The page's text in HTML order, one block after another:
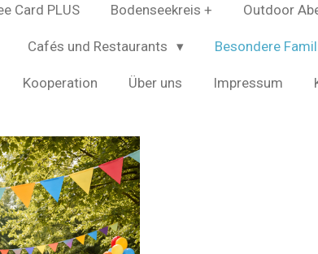
Card PLUS Bodenseekreis + Outdoor
Cafés und Restaurants Besondere
Kooperation Über uns Impressum